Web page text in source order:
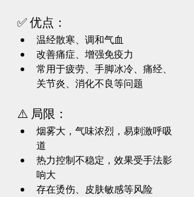
✅ 优点：
温经散寒、调和气血
改善痛症、增强免疫力
常用于疲劳、手脚冰冷、痛经、
关节炎、消化不良等问题
⚠️ 局限：
烟雾大，气味浓烈，易刺激呼吸
道
热力控制不稳定，效果受手法影
响大
存在烫伤、皮肤敏感等风险